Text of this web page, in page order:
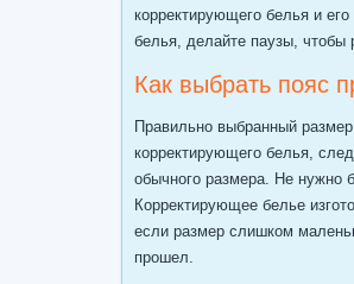
корректирующего белья и
белья, делайте паузы, чтобы
Как выбрать пояс
Правильно выбранный
корректирующего белья,
обычного размера. Не нужно
Корректирующее белье
если размер слишком
прошел.